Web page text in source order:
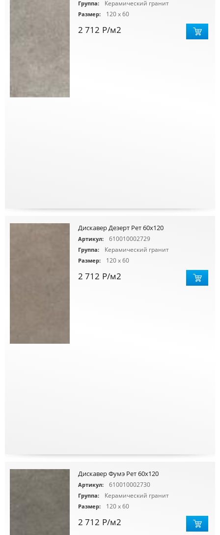
Группа: Керамический гранит
Размер: 120 x 60
2 712 Р/м2
Дискавер Дезерт Рет 60х120
Артикул: 610010002729
Группа: Керамический гранит
Размер: 120 x 60
2 712 Р/м2
Дискавер Фумэ Рет 60х120
Артикул: 610010002730
Группа: Керамический гранит
Размер: 120 x 60
2 712 Р/м2